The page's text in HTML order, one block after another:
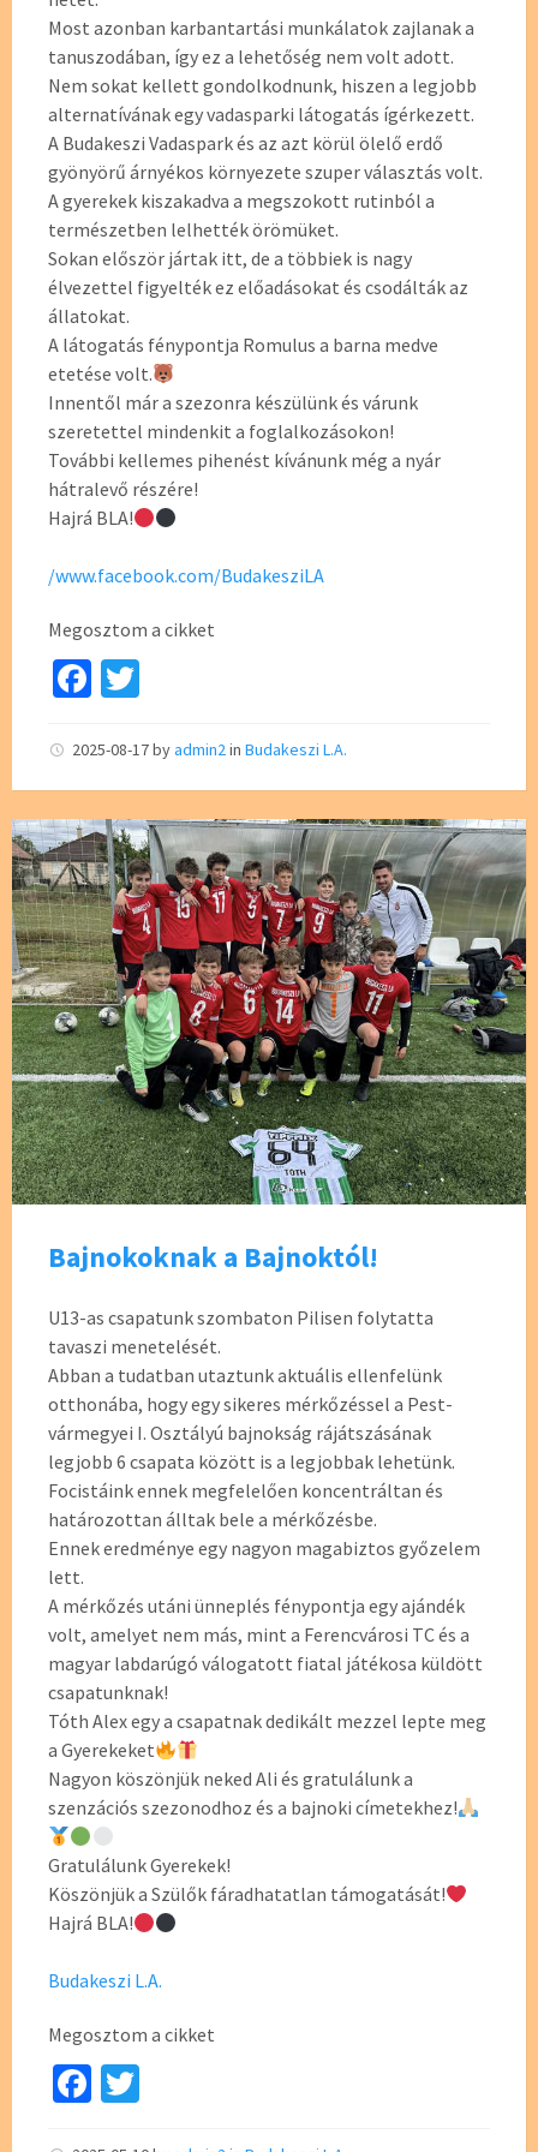
Most azonban karbantartási munkálatok zajlanak a
tanuszodában, így ez a lehetőség nem volt adott.
Nem sokat kellett gondolkodnunk, hiszen a legjobb
alternatívának egy vadasparki látogatás ígérkezett.
A Budakeszi Vadaspark és az azt körül ölelő erdő
gyönyörű árnyékos környezete szuper választás volt.
A gyerekek kiszakadva a megszokott rutinból a
természetben lelhették örömüket.
Sokan először jártak itt, de a többiek is nagy
élvezettel figyelték ez előadásokat és csodálták az
állatokat.
A látogatás fénypontja Romulus a barna medve
etetése volt.
Innentől már a szezonra készülünk és várunk
szeretettel mindenkit a foglalkozásokon!
További kellemes pihenést kívánunk még a nyár
hátralevő részére!
Hajrá BLA!
/www.facebook.com/BudakesziLA
Megosztom a cikket
Fa
b
o
o
k
tt
er
2025-08-17byadmin2in Budakeszi L.A.
Bajnokoknak a Bajnoktól!
U13-as csapatunk szombaton Pilisen folytatta
tavaszi menetelését.
Abban a tudatban utaztunk aktuális ellenfelünk
otthonába, hogy egy sikeres mérkőzéssel a Pest-
vármegyei I. Osztályú bajnokság rájátszásának
legjobb 6 csapata között is a legjobbak lehetünk.
Focistáink ennek megfelelően koncentráltan és
határozottan álltak bele a mérkőzésbe.
Ennek eredménye egy nagyon magabiztos győzelem
lett.
A mérkőzés utáni ünneplés fénypontja egy ajándék
volt, amelyet nem más, mint a Ferencvárosi TC és a
magyar labdarúgó válogatott fiatal játékosa küldött
csapatunknak!
Tóth Alex egy a csapatnak dedikált mezzel lepte meg
a Gyerekeket
Nagyon köszönjük neked Ali és gratulálunk a
szenzációs szezonodhoz és a bajnoki címetekhez!
Gratulálunk Gyerekek!
Köszönjük a Szülők fáradhatatlan támogatását!
Hajrá BLA!
Budakeszi L.A.
Megosztom a cikket
Fa